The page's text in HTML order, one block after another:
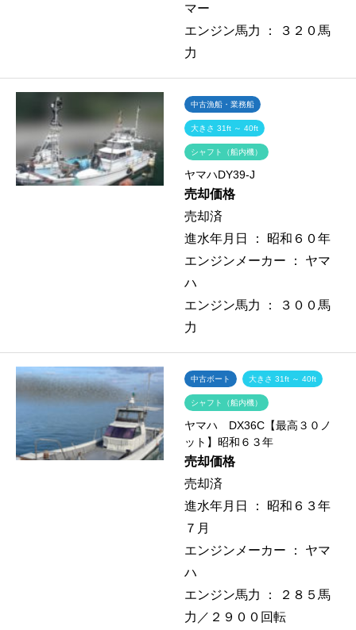
マー
エンジン馬力 ：
３２０馬
力
中古漁船・業務船
大きさ 31ft ～ 40ft
シャフト（船内機）
ヤマハDY39-J
売却価格
売却済
進水年月日 ： 昭和６０年
エンジンメーカー ： ヤマ
ハ
エンジン馬力 ：
３００馬
力
中古ボート 大きさ 31ft ～ 40ft
シャフト（船内機）
ヤマハ DX36C【最高３０ノ
ット】昭和６３年
売却価格
売却済
進水年月日 ： 昭和６３年
７月
エンジンメーカー ： ヤマ
ハ
エンジン馬力 ：
２８５馬
力／２９００回転